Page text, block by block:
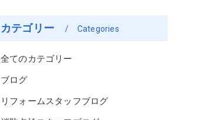
カテゴリー Categories
全てのカテゴリー
ブログ
リフォームスタッフブログ